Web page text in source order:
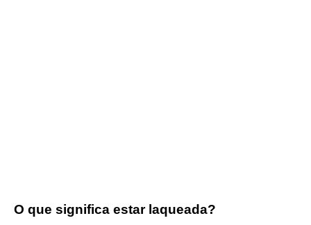
O que significa estar laqueada?